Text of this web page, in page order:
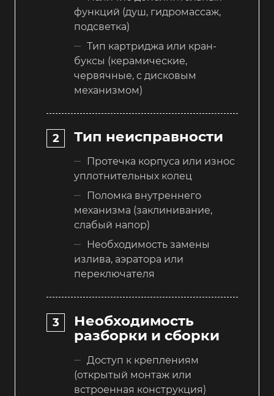
функций (душ, гидромассаж,
подсветка)
Тип картриджа или кран-
буксы (керамические,
червячные, с дисковым
механизмом)
Тип неисправности
Протечка корпуса или износ
уплотнительных колец
Поломка внутреннего
механизма (заклинивание,
слабый напор)
Необходимость замены
излива, аэратора или
переключателя
Необходимость
разборки и сборки
Доступ к креплениям
(открытый монтаж или
встроенная конструкция)